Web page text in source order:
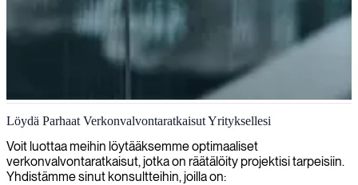
Verkonvalvonta
Kokeneet arkkitehtimme voivat aloittaa verkkovalvontatarpeittesi
parissa välittömästi. He rakentavat ja ylläpitävät järjestelmiä, jotka
käynnistävät valvontaprosessisi ja antavat sinun nähdä, mitä koko
Löydä Parhaat Verkonvalvontaratkaisut Yrityksellesi
Voit luottaa meihin löytääksemme optimaaliset
verkonvalvontaratkaisut, jotka on räätälöity projektisi tarpeisiin.
Yhdistämme sinut konsultteihin, joilla on: